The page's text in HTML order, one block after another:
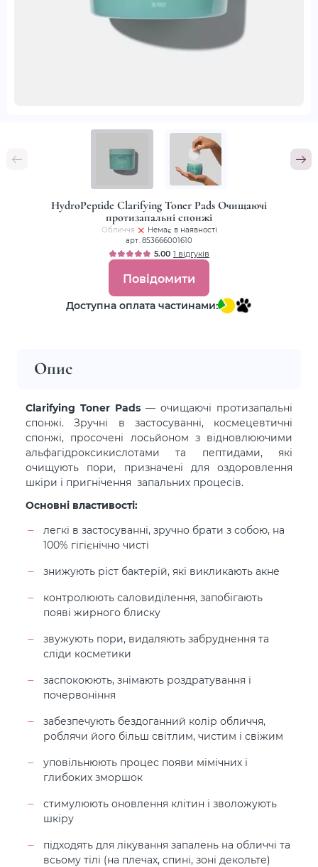
HydroPeptide Clarifying Toner Pads Очищаючі
протизапальні спонжі
Обличчя
Немає в наявності
арт. 853666001610
5.00 1 відгуків
Повідомити
Доступна оплата частинами:
Опис
Clarifying Toner Pads — очищаючі протизапальні
спонжі. Зручні в застосуванні, космецевтичні
спонжі, просочені лосьйоном з відновлюючими
альфагідроксикислотами та пептидами, які
очищують пори, призначені для оздоровлення
шкіри і пригнічення запальних процесів.
Основні властивості:
легкі в застосуванні, зручно брати з собою, на
100% гігієнічно чисті
знижують ріст бактерій, які викликають акне
контролюють саловиділення, запобігають
появі жирного блиску
звужують пори, видаляють забруднення та
сліди косметики
заспокоюють, знімають роздратування і
почервоніння
забезпечують бездоганний колір обличчя,
роблячи його більш світлим, чистим і свіжим
уповільнюють процес появи мімічних і
глибоких зморшок ⠀
стимулюють оновлення клітин і зволожують
шкіру
підходять для лікування запалень на обличчі та
всьому тілі (на плечах, спині, зоні декольте)